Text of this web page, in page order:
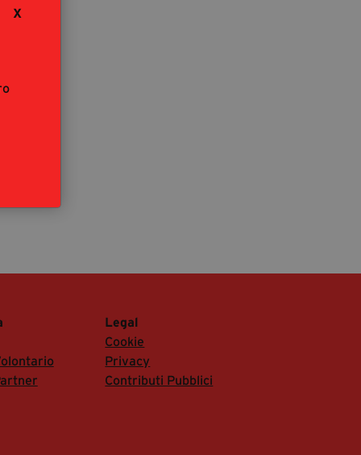
X
Archivio Storico
Legal
Cookie
Privacy
Contributi Pubblici